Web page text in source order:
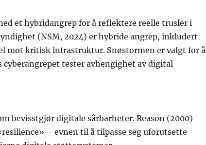
et hybridangrep for å reflektere reelle trusler i
(NSM, 2024) er hybride angrep, inkludert
mot kritisk infrastruktur. Snøstormen er valgt for å
tester avhengighet av digital
bevisstgjør digitale sårbarheter. Reason (2000)
– evnen til å tilpasse seg uforutsette